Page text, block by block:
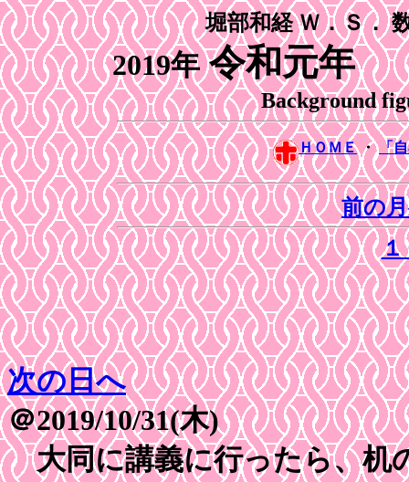
堀部和経 Ｗ．Ｓ．
2019年 令和元年
Background
ＨＯＭＥ・ 「
前の
１
次の日へ
＠2019/10/31(木)
大同に講義に行ったら、机